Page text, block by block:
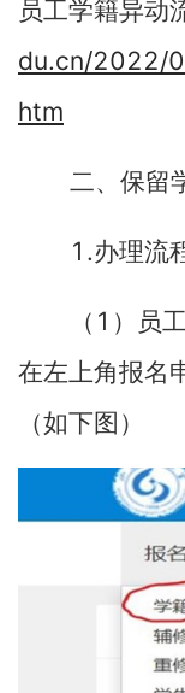
员工学籍异动
du.cn/2022/
htm
二、保留
1.办理流
（ 1 ）员
在左上角报名
（如下图）